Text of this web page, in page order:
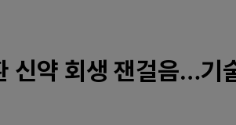
신약 회생 잰걸음…기